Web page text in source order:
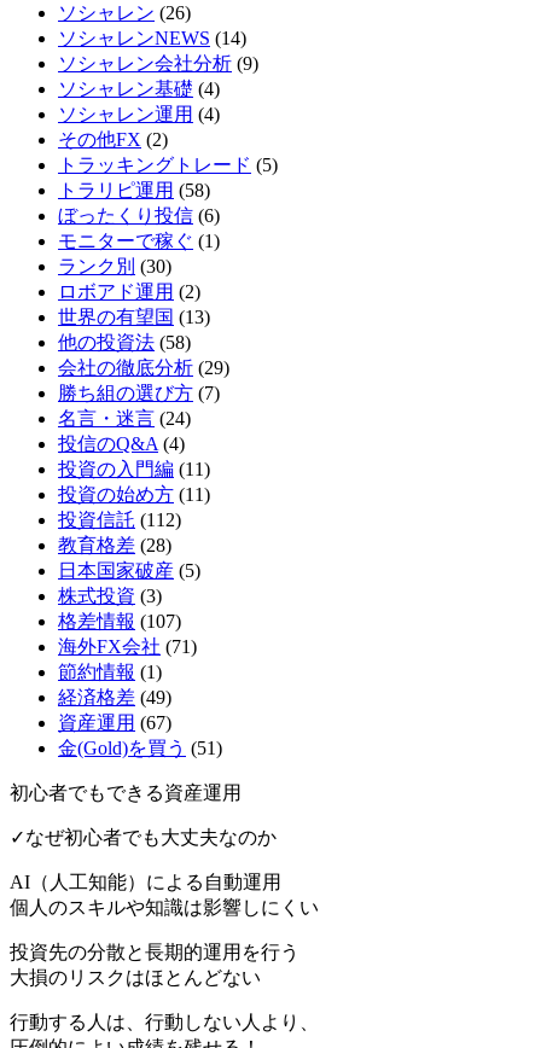
ソシャレン (26)
ソシャレンNEWS (14)
ソシャレン会社分析 (9)
ソシャレン基礎 (4)
ソシャレン運用 (4)
その他FX (2)
トラッキングトレード (5)
トラリピ運用 (58)
ぼったくり投信 (6)
モニターで稼ぐ (1)
ランク別 (30)
ロボアド運用 (2)
世界の有望国 (13)
他の投資法 (58)
会社の徹底分析 (29)
勝ち組の選び方 (7)
名言・迷言 (24)
投信のQ&A (4)
投資の入門編 (11)
投資の始め方 (11)
投資信託 (112)
教育格差 (28)
日本国家破産 (5)
株式投資 (3)
格差情報 (107)
海外FX会社 (71)
節約情報 (1)
経済格差 (49)
資産運用 (67)
金(Gold)を買う (51)
初心者でもできる資産運用
✓なぜ初心者でも大丈夫なのか
AI（人工知能）による 自動運用
個人のスキルや知識は影響しにくい
投資先の分散と長期的運用を行う
大損のリスクはほとんどない
行動する人は、行動しない人より、